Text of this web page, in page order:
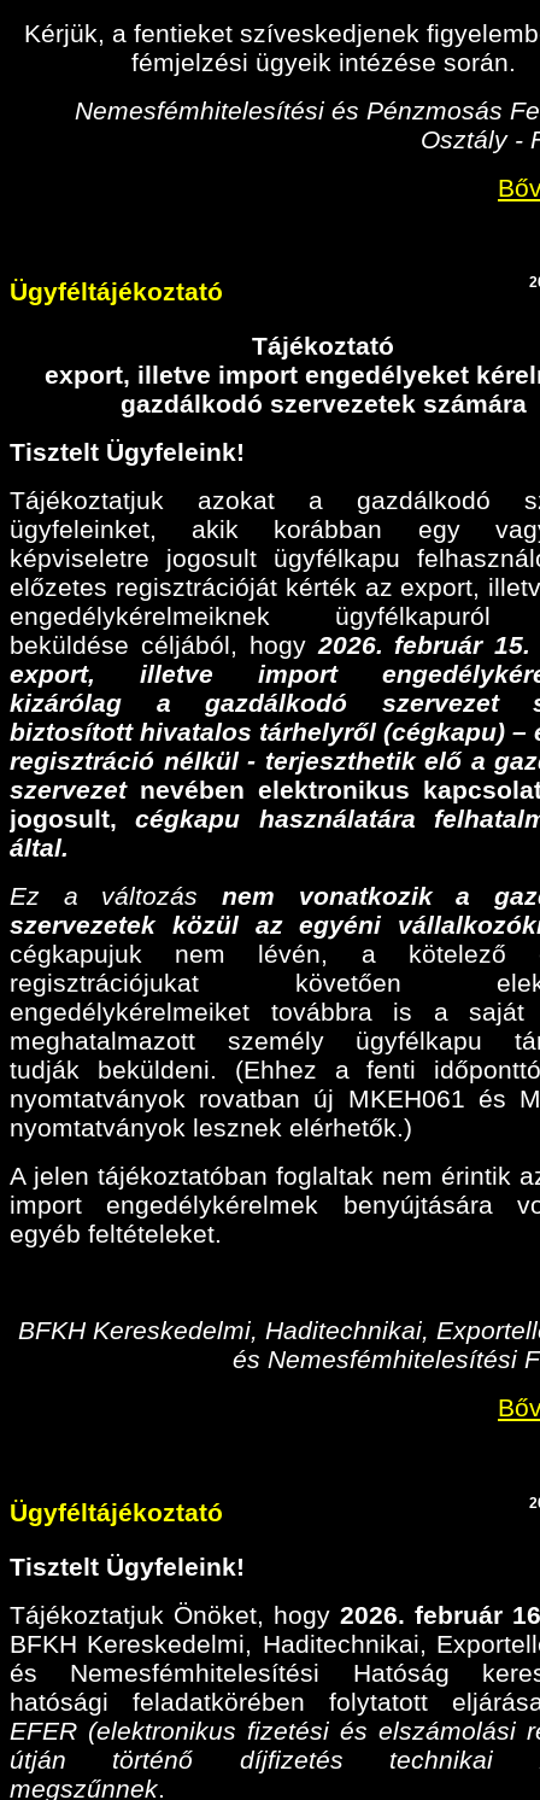
Kérjük, a fentieket szíveskedjenek
fémjelzési ügyeik intézése során.
Nemesfémhitelesítési és Pénzmosás
Osztály -
Ügyféltájékoztató
Tájékoztató
export, illetve import engedélyeket
gazdálkodó szervezetek számára
Tisztelt Ügyfeleink!
Tájékoztatjuk azokat a gazdálkodó
ügyfeleinket, akik korábban egy
képviseletre jogosult ügyfélkapu
előzetes regisztrációját kérték az export,
engedélykérelmeiknek ügyfélkapuról
beküldése céljából, hogy 2026. február
export, illetve import
kizárólag a gazdálkodó szervezet
biztosított hivatalos tárhelyről (cégkapu) –
regisztráció nélkül - terjeszthetik elő a
szervezet nevében elektronikus
jogosult, cégkapu használatára
által.
Ez a változás nem vonatkozik a
szervezetek közül az egyéni
cégkapujuk nem lévén, a kötelező
regisztrációjukat követően
engedélykérelmeiket továbbra is a
meghatalmazott személy ügyfélkapu
tudják beküldeni. (Ehhez a fenti
nyomtatványok rovatban új MKEH061 és
nyomtatványok lesznek elérhetők.)
A jelen tájékoztatóban foglaltak nem érintik
import engedélykérelmek benyújtására
egyéb feltételeket.
BFKH Kereskedelmi, Haditechnikai,
és Nemesfémhitelesítési
Ügyféltájékoztató
Tisztelt Ügyfeleink!
Tájékoztatjuk Önöket, hogy 2026. február
BFKH Kereskedelmi, Haditechnikai,
és Nemesfémhitelesítési Hatóság
hatósági feladatkörében folytatott
EFER (elektronikus fizetési és elszámolási
útján történő díjfizetés technikai
megszűnnek.